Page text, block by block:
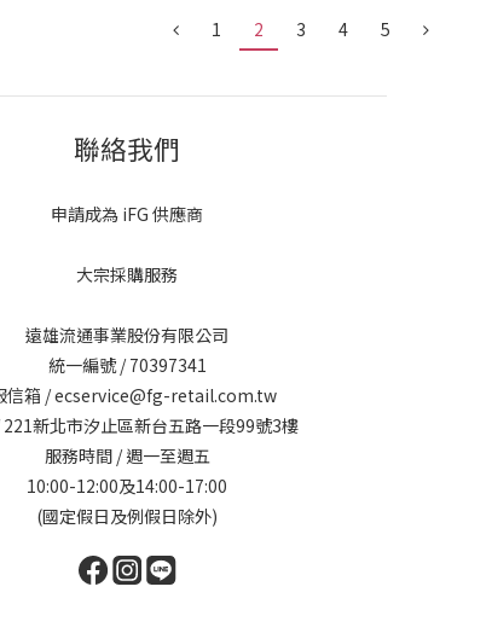
1 2 3 4 5
聯絡我們
申請成為 iFG 供應商
大宗採購服務
遠雄流通事業股份有限公司
統一編號 / 70397341
信箱 / ecservice@fg-retail.com.tw
新北市汐止區新台五路一段99號3樓
服務時間 / 週一至週五
10:00-12:00及14:00-17:00
(國定假日及例假日除外)